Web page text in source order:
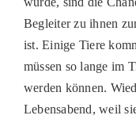
Begleiter zu ihnen
ist. Einige Tiere
müssen so lange im
werden können.
Lebensabend, weil